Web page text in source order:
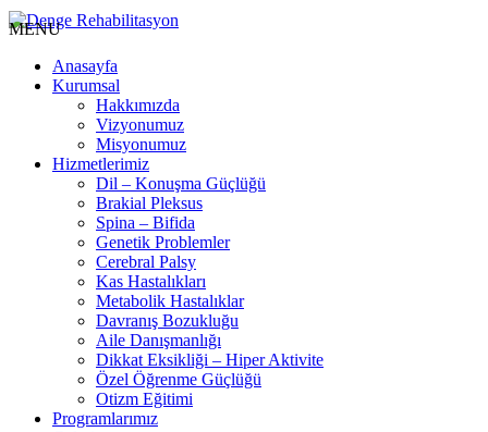
MENU
Anasayfa
Kurumsal
Hakkımızda
Vizyonumuz
Misyonumuz
Hizmetlerimiz
Dil – Konuşma Güçlüğü
Brakial Pleksus
Spina – Bifida
Genetik Problemler
Cerebral Palsy
Kas Hastalıkları
Metabolik Hastalıklar
Davranış Bozukluğu
Aile Danışmanlığı
Dikkat Eksikliği – Hiper Aktivite
Özel Öğrenme Güçlüğü
Otizm Eğitimi
Programlarımız